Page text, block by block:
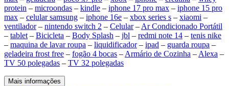
protein – microondas – kindle – iphone 17 pro max – iphone 15 pro
max – celular samsung – iphone 16e – xbox series s – xiaomi –
ventilador– nintendo switch 2 – Celular– Ar Condicionado Portátil
– tablet – Bicicleta – Body Splash – jbl – redmi note 14 – tenis nike
– maquina de lavar roupa – liquidificador– ipad – guarda roupa –
geladeira frost free – fogão 4 bocas – Armário de Cozinha – Alexa –
TV 50 polegadas – TV 32 polegadas
Mais informações